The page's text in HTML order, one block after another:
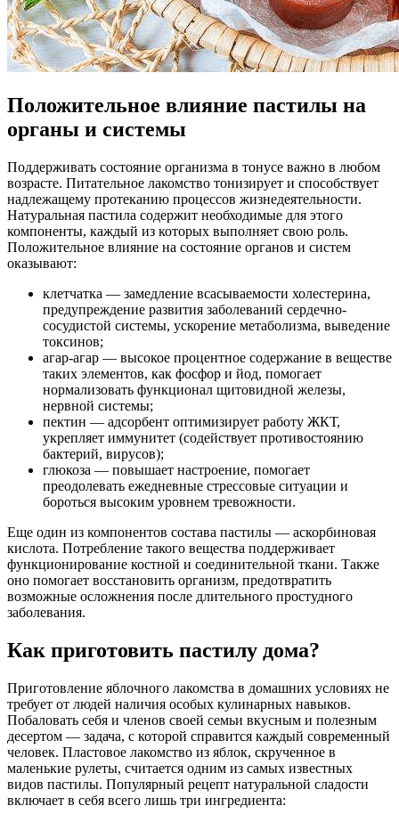
Положительное влияние пастилы на
органы и системы
Поддерживать состояние организма в тонусе важно в любом
возрасте. Питательное лакомство тонизирует и способствует
надлежащему протеканию процессов жизнедеятельности.
Натуральная пастила содержит необходимые для этого
компоненты, каждый из которых выполняет свою роль.
Положительное влияние на состояние органов и систем
оказывают:
клетчатка — замедление всасываемости холестерина,
предупреждение развития заболеваний сердечно-
сосудистой системы, ускорение метаболизма, выведение
токсинов;
агар-агар — высокое процентное содержание в веществе
таких элементов, как фосфор и йод, помогает
нормализовать функционал щитовидной железы,
нервной системы;
пектин — адсорбент оптимизирует работу ЖКТ,
укрепляет иммунитет (содействует противостоянию
бактерий, вирусов);
глюкоза — повышает настроение, помогает
преодолевать ежедневные стрессовые ситуации и
бороться высоким уровнем тревожности.
Еще один из компонентов состава пастилы — аскорбиновая
кислота. Потребление такого вещества поддерживает
функционирование костной и соединительной ткани. Также
оно помогает восстановить организм, предотвратить
возможные осложнения после длительного простудного
заболевания.
Как приготовить пастилу дома?
Приготовление яблочного лакомства в домашних условиях не
требует от людей наличия особых кулинарных навыков.
Побаловать себя и членов своей семьи вкусным и полезным
десертом — задача, с которой справится каждый современный
человек. Пластовое лакомство из яблок, скрученное в
маленькие рулеты, считается одним из самых известных
видов пастилы. Популярный рецепт натуральной сладости
включает в себя всего лишь три ингредиента: